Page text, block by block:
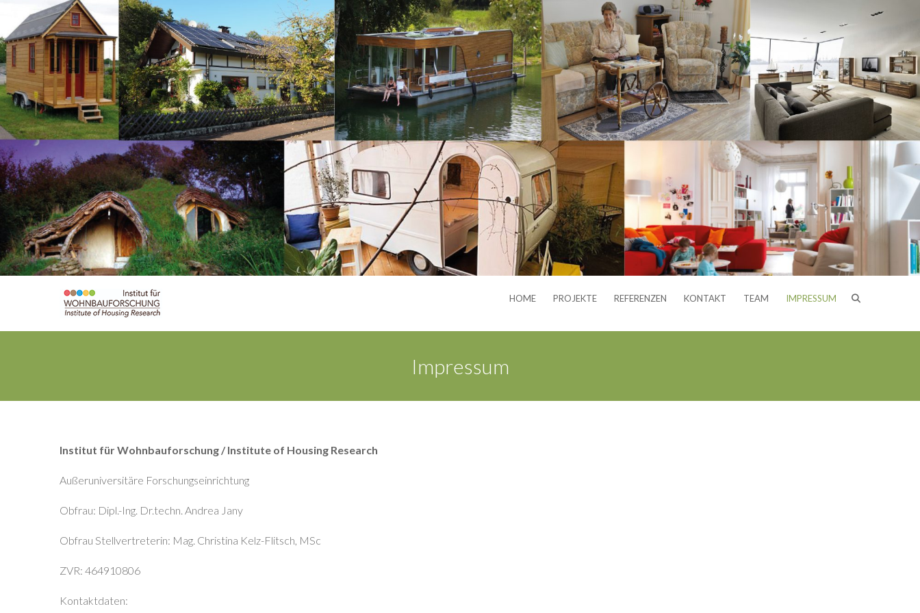
HOME PROJEKTE REFERENZEN KONTAKT TEAM IMPRESSUM
Impressum
Institut für Wohnbauforschung / Institute of Housing Research
Außeruniversitäre Forschungseinrichtung
Obfrau: Dipl.-Ing. Dr.techn. Andrea Jany
Obfrau Stellvertreterin: Mag. Christina Kelz-Flitsch, MSc
ZVR: 464910806
Kontaktdaten: